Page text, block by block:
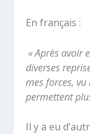
En français :
« Après avoir
diverses
mes forces, vu
permettent
Il y a eu